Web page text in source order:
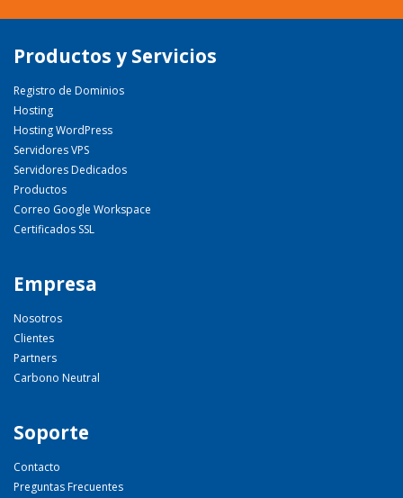
Productos y Servicios
Registro de Dominios
Hosting
Hosting WordPress
Servidores VPS
Servidores Dedicados
Productos
Correo Google Workspace
Certificados SSL
Empresa
Nosotros
Clientes
Partners
Carbono Neutral
Soporte
Contacto
Preguntas Frecuentes